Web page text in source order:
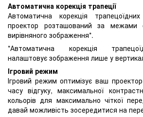
Автоматична корекція трапеції
Автоматична корекція
проектор розташований за межами
вирівняного зображення*.
*Автоматична корекція
налаштовує зображення лише у
Ігровий режим
Ігровий режим оптимізує ваш
часу відгуку, максимальної
кольорів для максимально чіткої
давай можливість зосередитися на